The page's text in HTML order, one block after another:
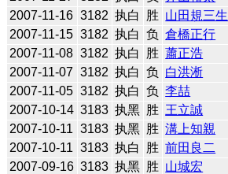
2007-11-16 3182 执白 胜 山田規三生
2007-11-15 3182 执白 负 倉橋正行
2007-11-08 3182 执白 胜 蕭正浩
2007-11-07 3182 执白 负 白洪淅
2007-11-05 3182 执白 负 李喆
2007-10-14 3183 执黑 胜 王立誠
2007-10-11 3183 执黑 胜 溝上知親
2007-10-11 3183 执白 胜 前田良二
2007-09-16 3183 执黑 胜 山城宏